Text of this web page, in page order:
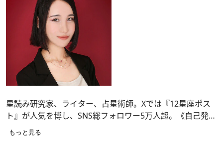
星読み研究家、ライター、占星術師。Xでは『12星座ポス
ト』が人気を博し、SNS総フォロワー5万人超。《自己発見
や自己理解に繋がる星読み》を掲げ、ホロスコープを読み
もっと見る